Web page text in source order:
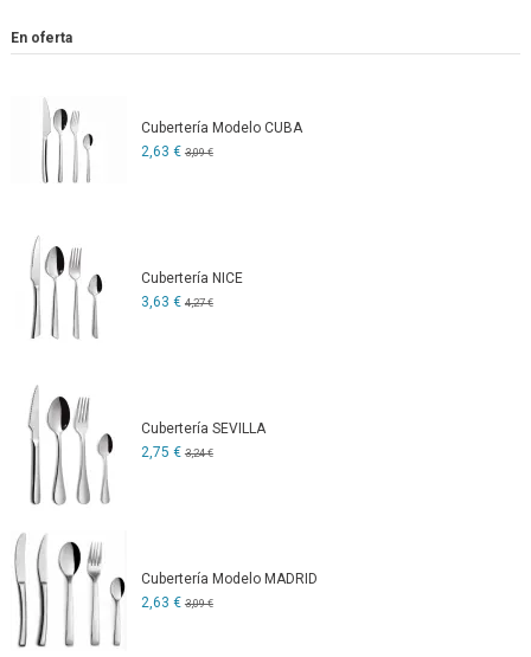
En oferta
Cubertería Modelo CUBA
2,63 € 3,09 €
Cubertería NICE
3,63 € 4,27 €
Cubertería SEVILLA
2,75 € 3,24 €
Cubertería Modelo MADRID
2,63 € 3,09 €